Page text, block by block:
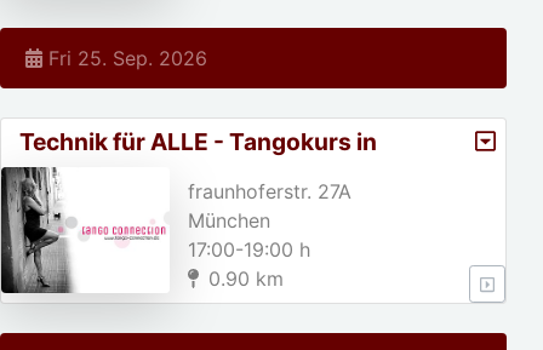
Fri 25. Sep. 2026
Technik für ALLE - Tangokurs in
München
fraunhoferstr. 27A
München
17:00-19:00 h
0.90 km